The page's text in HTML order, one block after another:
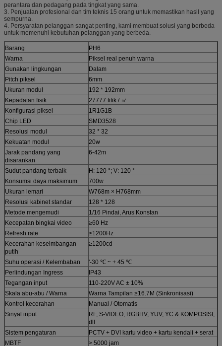
perantara dan pedagang pada tingkat yang sama.
3. Penjualan profesional dan tim teknis 15 orang untuk memastikan hasil yang
sempurna.
4. Persyaratan pelanggan sangat penting, kami membuat solusi yang berbeda
untuk memenuhi kebutuhan pelanggan yang berbeda.
Barang
PH6
Warna
Piksel real penuh warna
Gunakan lingkungan
Dalam
Pitch piksel
6mm
Ukuran modul
192 * 192mm
Kepadatan fisik
27777 titik / ㎡
Konfigurasi piksel
1R1G1B
Chip LED
SMD3528
Resolusi modul
32 * 32
Kekuatan modul
20w
Jarak pandang yang
disarankan
6-42m
Sudut pandang terbaik
H: 120 °; V: 120 °
Konsumsi daya maksimum
700w
Ukuran lemari
W768m × H768mm
Resolusi kabinet standar
128 * 128
Metode mengemudi
1/16 Pindai, Arus Konstan
Kecepatan bingkai video
≥60 Hz
Refresh rate
≥1200Hz
Kecerahan keseimbangan
putih
≥1200cd
Suhu operasi / Kelembaban
'-30 ℃ ~ + 45 ℃
Perlindungan Ingress
IP43
Tegangan input
110-220V AC ± 10%
Skala abu-abu / Warna
Warna Tampilan ≥16.7M (Sinkronisasi)
Kontrol kecerahan
Manual / Otomatis
Sinyal input
RF, S-VIDEO, RGBHV, YUV, YC & KOMPOSISI,
dll
Sistem pengaturan
PCTV + DVI kartu video + kartu kendali + serat
MBTF
> 5000 jam